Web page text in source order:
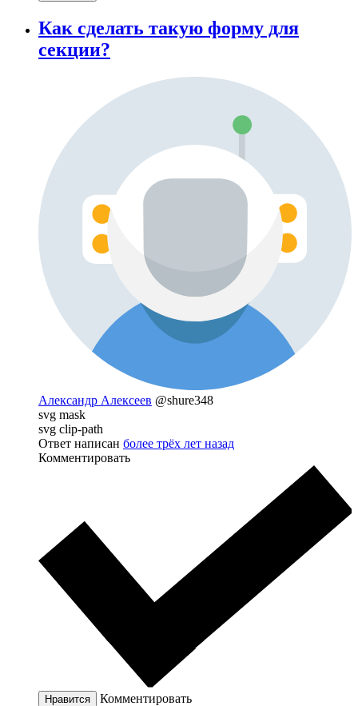
Как сделать такую форму для
секции?
Александр Алексеев @shure348
svg mask
svg clip-path
Ответ написан более трёх лет назад
Комментировать
Нравится Комментировать